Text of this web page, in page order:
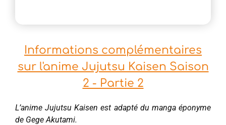
Informations complémentaires
sur l'anime Jujutsu Kaisen Saison
2 - Partie 2
L’anime Jujutsu Kaisen est adapté du manga éponyme
de Gege Akutami.